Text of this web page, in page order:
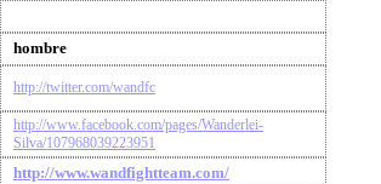
hombre
http://twitter.com/wandfc
http://www.facebook.com/pages/Wanderlei-
Silva/107968039223951
http://www.wandfightteam.com/